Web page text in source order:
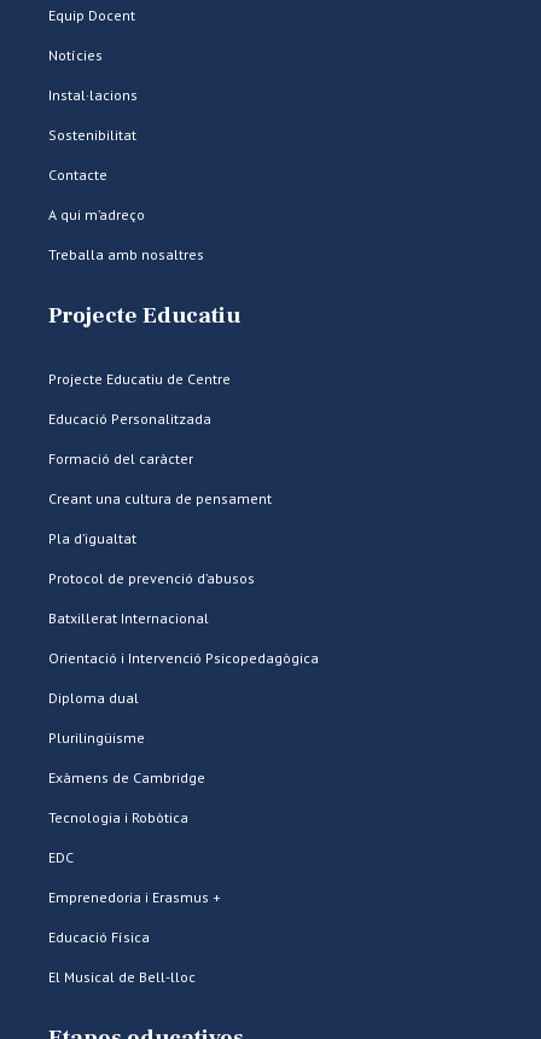
Equip Docent
Notícies
Instal·lacions
Sostenibilitat
Contacte
A qui m’adreço
Treballa amb nosaltres
Projecte Educatiu
Projecte Educatiu de Centre
Educació Personalitzada
Formació del caràcter
Creant una cultura de pensament
Pla d’igualtat
Protocol de prevenció d’abusos
Batxillerat Internacional
Orientació i Intervenció Psicopedagògica
Diploma dual
Plurilingüisme
Exàmens de Cambridge
Tecnologia i Robòtica
EDC
Emprenedoria i Erasmus +
Educació Física
El Musical de Bell-lloc